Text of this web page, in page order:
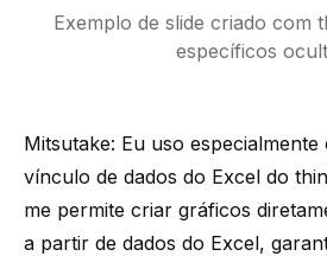
Exemplo de slide criado com
específicos
Mitsutake: Eu uso
vínculo de dados do Excel do
me permite criar gráficos
a partir de dados do Excel,